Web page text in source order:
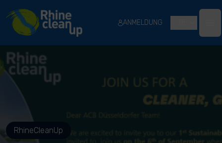
River Cleanup
ANMELDUNG
RhineCleanUp